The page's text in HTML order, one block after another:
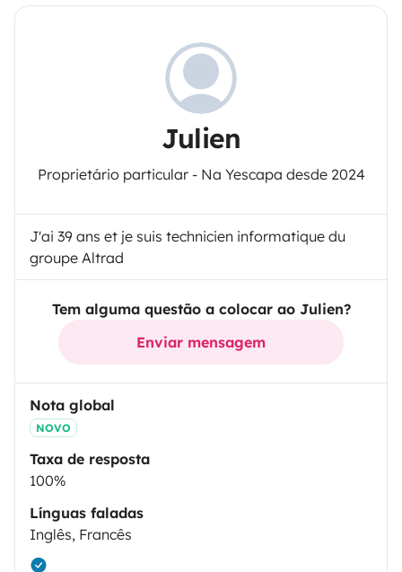
Julien
Proprietário particular - Na Yescapa desde 2024
J'ai 39 ans et je suis technicien informatique du
groupe Altrad
Tem alguma questão a colocar ao Julien?
Enviar mensagem
Nota global
NOVO
Taxa de resposta
100%
Línguas faladas
Inglês, Francês